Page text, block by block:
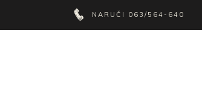
NARUČI 063/564-640